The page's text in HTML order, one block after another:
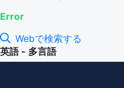
Error
Webで検索する
英語 - 多言語